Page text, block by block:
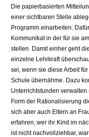
Die papierbasierten
einer sichtbaren Stelle
Programm einarbeiten.
Kommunikat in der für sie
stellen. Damit einher geht
einzelne Lehrkraft
sei, wenn sie diese Arbeit
Schule übernähme. Dazu
Unterrichtstunden
Form der Rationalisierung
sich aber auch Eltern an
erfahren, wer ihr Kind im
ist nicht nachvollziehbar,